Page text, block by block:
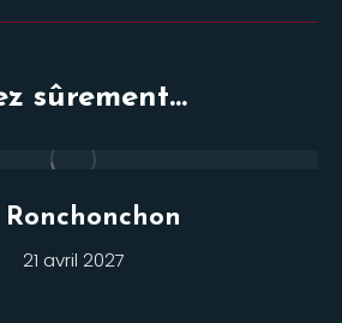
sûrement...
Ronchonchon
21 avril 2027